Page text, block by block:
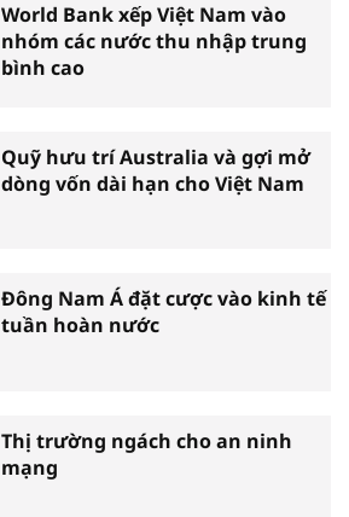
World Bank xếp Việt Nam vào
nhóm các nước thu nhập trung
bình cao
Quỹ hưu trí Australia và gợi mở
dòng vốn dài hạn cho Việt Nam
Đông Nam Á đặt cược vào kinh tế
tuần hoàn nước
Thị trường ngách cho an ninh
mạng